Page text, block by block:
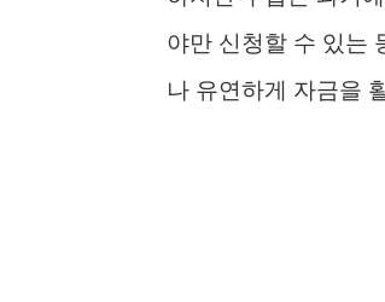
야만 신청할 수 있는
나 유연하게 자금을